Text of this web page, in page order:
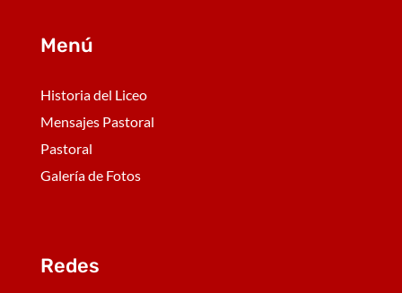
Menú
Historia del Liceo
Mensajes Pastoral
Pastoral
Galería de Fotos
Redes